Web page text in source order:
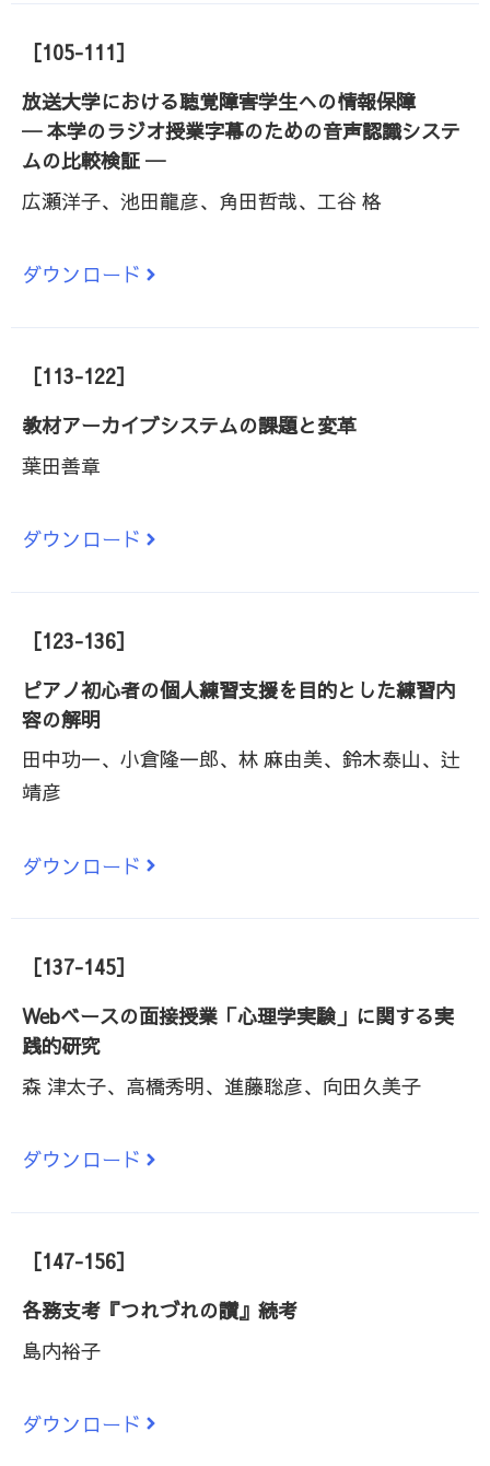
［105-111］
放送大学における聴覚障害学生への情報保障
─ 本学のラジオ授業字幕のための音声認識システ
ムの比較検証 ─
広瀬洋子、池田龍彦、角田哲哉、工谷 格
ダウンロード
［113-122］
教材アーカイブシステムの課題と変革
葉田善章
ダウンロード
［123-136］
ピアノ初心者の個人練習支援を目的とした練習内
容の解明
田中功一、小倉隆一郎、林 麻由美、鈴木泰山、辻
靖彦
ダウンロード
［137-145］
Webベースの面接授業「心理学実験」に関する実
践的研究
森 津太子、高橋秀明、進藤聡彦、向田久美子
ダウンロード
［147-156］
各務支考『つれづれの讃』続考
島内裕子
ダウンロード